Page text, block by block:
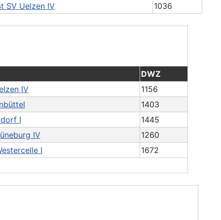
SV Uelzen IV
1036
DWZ
IV
1156
1403
I
1445
IV
1260
I
1672